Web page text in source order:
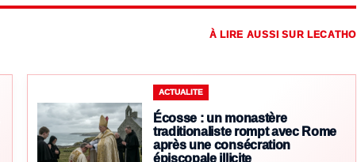
À LIRE AUSSI SUR LECATHO
ACTUALITE
Écosse : un monastère
traditionaliste rompt avec Rome
après une consécration
épiscopale illicite